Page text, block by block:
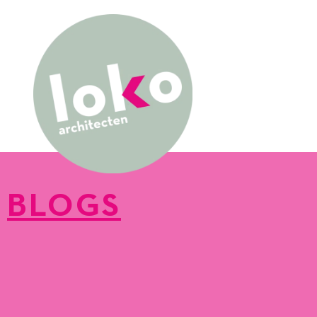
BLOGS